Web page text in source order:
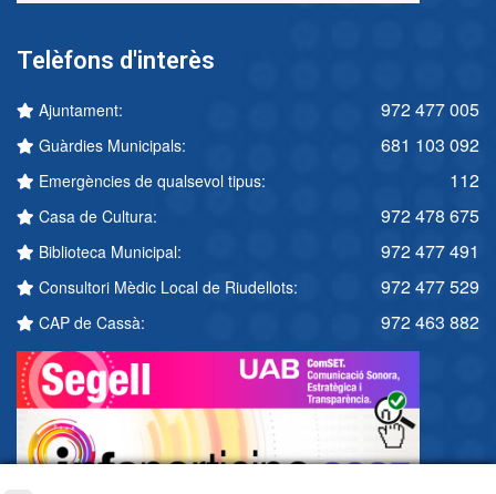
Telèfons d'interès
Ajuntament: 972 477 005
Guàrdies Municipals: 681 103 092
Emergències de qualsevol tipus: 112
Casa de Cultura: 972 478 675
Biblioteca Municipal: 972 477 491
Consultori Mèdic Local de Riudellots: 972 477 529
CAP de Cassà: 972 463 882